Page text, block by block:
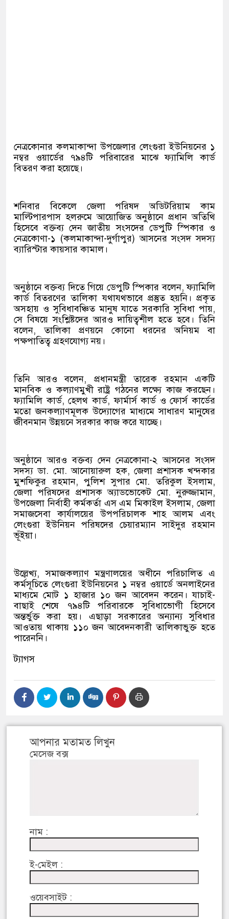
নেত্রকোনার কলমাকান্দা উপজেলার লেংগুরা ইউনিয়নের ১
নম্বর ওয়ার্ডের ৭৯৪টি পরিবারের মাঝে ফ্যামিলি কার্ড
বিতরণ করা হয়েছে।
শনিবার বিকেলে জেলা পরিষদ অডিটরিয়াম কাম
মাল্টিপারপাস হলরুমে আয়োজিত অনুষ্ঠানে প্রধান অতিথি
হিসেবে বক্তব্য দেন জাতীয় সংসদের ডেপুটি স্পিকার ও
নেত্রকোণা-১ (কলমাকান্দা-দুর্গাপুর) আসনের সংসদ সদস্য
ব্যারিস্টার কায়সার কামাল।
অনুষ্ঠানে বক্তব্য দিতে গিয়ে ডেপুটি স্পিকার বলেন, ফ্যামিলি
কার্ড বিতরণের তালিকা যথাযথভাবে প্রস্তুত হয়নি। প্রকৃত
অসহায় ও সুবিধাবঞ্চিত মানুষ যাতে সরকারি সুবিধা পায়,
সে বিষয়ে সংশ্লিষ্টদের আরও দায়িত্বশীল হতে হবে। তিনি
বলেন, তালিকা প্রণয়নে কোনো ধরনের অনিয়ম বা
পক্ষপাতিত্ব গ্রহণযোগ্য নয়।
তিনি আরও বলেন, প্রধানমন্ত্রী তারেক রহমান একটি
মানবিক ও কল্যাণমুখী রাষ্ট্র গঠনের লক্ষ্যে কাজ করছেন।
ফ্যামিলি কার্ড, হেলথ কার্ড, ফার্মার্স কার্ড ও ফোর্স কার্ডের
মতো জনকল্যাণমূলক উদ্যোগের মাধ্যমে সাধারণ মানুষের
জীবনমান উন্নয়নে সরকার কাজ করে যাচ্ছে।
অনুষ্ঠানে আরও বক্তব্য দেন নেত্রকোনা-২ আসনের সংসদ
সদস্য ডা. মো. আনোয়ারুল হক, জেলা প্রশাসক খন্দকার
মুশফিকুর রহমান, পুলিশ সুপার মো. তরিকুল ইসলাম,
জেলা পরিষদের প্রশাসক অ্যাডভোকেট মো. নুরুজ্জামান,
উপজেলা নির্বাহী কর্মকর্তা এস এম মিকাইল ইসলাম, জেলা
সমাজসেবা কার্যালয়ের উপপরিচালক শাহ আলম এবং
লেংগুরা ইউনিয়ন পরিষদের চেয়ারম্যান সাইদুর রহমান
ভূঁইয়া।
উল্লেখ্য, সমাজকল্যাণ মন্ত্রণালয়ের অধীনে পরিচালিত এ
কর্মসূচিতে লেংগুরা ইউনিয়নের ১ নম্বর ওয়ার্ডে অনলাইনের
মাধ্যমে মোট ১ হাজার ১০ জন আবেদন করেন। যাচাই-
বাছাই শেষে ৭৯৪টি পরিবারকে সুবিধাভোগী হিসেবে
অন্তর্ভুক্ত করা হয়। এছাড়া সরকারের অন্যান্য সুবিধার
আওতায় থাকায় ১১০ জন আবেদনকারী তালিকাভুক্ত হতে
পারেননি।
ট্যাগস
আপনার মতামত লিখুন
মেসেজ বক্স
নাম :
ই-মেইল :
ওয়েবসাইট :